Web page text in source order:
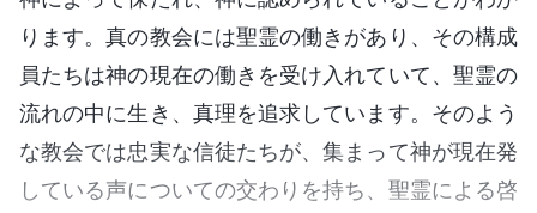
ります。真の教会には聖霊の働きがあり、その構成
員たちは神の現在の働きを受け入れていて、聖霊の
流れの中に生き、真理を追求しています。そのよう
な教会では忠実な信徒たちが、集まって神が現在発
している声についての交わりを持ち、聖霊による啓